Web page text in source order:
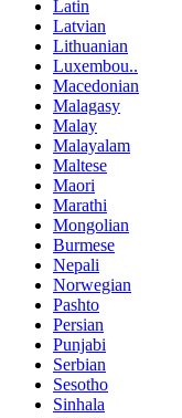
Latin
Latvian
Lithuanian
Luxembou..
Macedonian
Malagasy
Malay
Malayalam
Maltese
Maori
Marathi
Mongolian
Burmese
Nepali
Norwegian
Pashto
Persian
Punjabi
Serbian
Sesotho
Sinhala